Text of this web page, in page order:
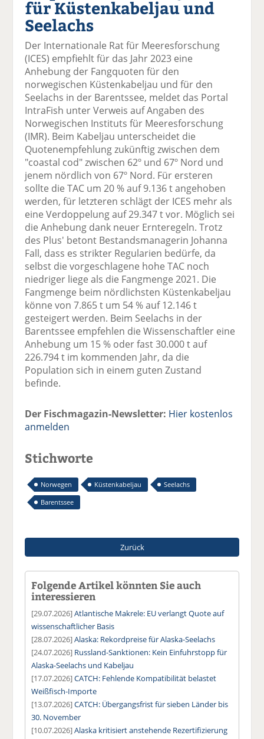
el
a
F
ac
b
o
o
k
te
il
e
n
el
t
tt
er
el
a
Li
e
di
n
te
e
n
E
m
v
se
n
d
e
für Küstenkabeljau und
Seelachs
Der Internationale Rat für Meeresforschung
(ICES) empfiehlt für das Jahr 2023 eine
Anhebung der Fangquoten für den
norwegischen Küstenkabeljau und für den
Seelachs in der Barentssee, meldet das Portal
IntraFish unter Verweis auf Angaben des
Norwegischen Instituts für Meeresforschung
(IMR). Beim Kabeljau unterscheidet die
Quotenempfehlung zukünftig zwischen dem
"coastal cod" zwischen 62º und 67º Nord und
jenem nördlich von 67º Nord. Für ersteren
sollte die TAC um 20 % auf 9.136 t angehoben
werden, für letzteren schlägt der ICES mehr als
eine Verdoppelung auf 29.347 t vor. Möglich sei
die Anhebung dank neuer Ernteregeln. Trotz
des Plus' betont Bestandsmanagerin Johanna
Fall, dass es strikter Regularien bedürfe, da
selbst die vorgeschlagene hohe TAC noch
niedriger liege als die Fangmenge 2021. Die
Fangmenge beim nördlichsten Küstenkabeljau
könne von 7.865 t um 54 % auf 12.146 t
gesteigert werden. Beim Seelachs in der
Barentssee empfehlen die Wissenschaftler eine
Anhebung um 15 % oder fast 30.000 t auf
226.794 t im kommenden Jahr, da die
Population sich in einem guten Zustand
befinde.
Der Fischmagazin-Newsletter: Hier kostenlos
anmelden
Stichworte
Norwegen Küstenkabeljau
Seelachs
Barentssee
Zurück
Folgende Artikel könnten Sie auch
interessieren
[29.07.2026]Atlantische Makrele: EU verlangt Quote auf
wissenschaftlicher Basis
[28.07.2026]Alaska: Rekordpreise für Alaska-Seelachs
[24.07.2026] Russland-Sanktionen: Kein Einfuhrstopp für
Alaska-Seelachs und Kabeljau
[17.07.2026]CATCH: Fehlende Kompatibilität belastet
Weißfisch-Importe
[13.07.2026]CATCH: Übergangsfrist für sieben Länder bis
30. November
[10.07.2026]Alaska kritisiert anstehende Rezertifizierung